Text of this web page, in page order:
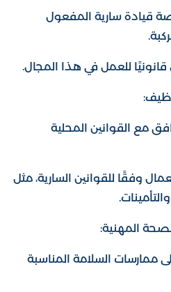
قيادة سارية المفعول
للعمل في هذا المجال.
مع القوانين المحلية
وفقًا للقوانين السارية، مثل
المهنية:
ممارسات السلامة المناسبة